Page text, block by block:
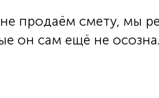
продаём смету, мы
он сам ещё не